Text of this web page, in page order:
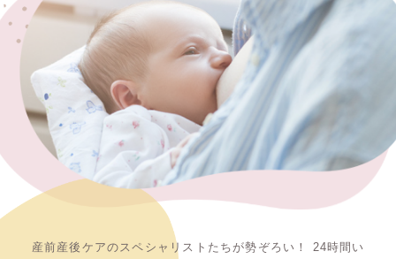
産前産後ケアのスペシャリストたちが勢ぞろい！ 24時間い